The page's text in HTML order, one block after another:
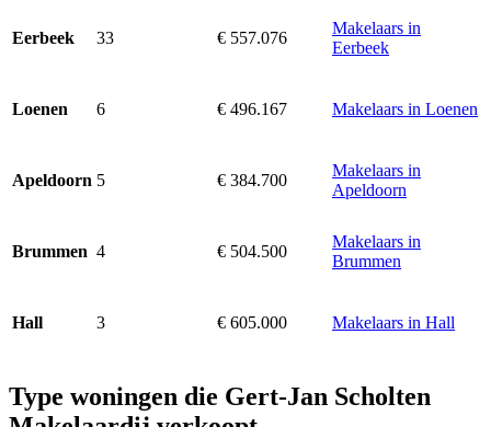
Eerbeek 33 € 557.076
Makelaars in
Eerbeek
Loenen 6 € 496.167 Makelaars in Loenen
Apeldoorn 5 € 384.700
Makelaars in
Apeldoorn
Brummen 4 € 504.500
Makelaars in
Brummen
Hall 3 € 605.000 Makelaars in Hall
Type woningen die Gert-Jan Scholten